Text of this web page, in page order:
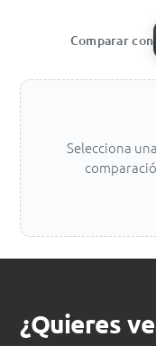
Comparar con
Selecciona
¿Quieres